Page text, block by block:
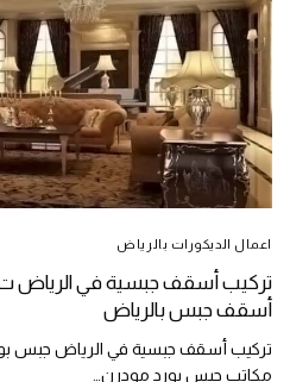
اعمال الديكورات بالرياض
أسقف جبس بالرياض
تركيب أسقف جبسية في الرياض جبس
مكاتب جبس بورد مودرن…